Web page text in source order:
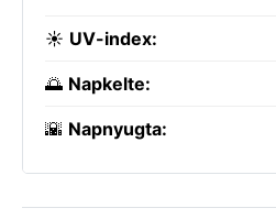
☀️ UV-index:
🌅 Napkelte:
🌇 Napnyugta: